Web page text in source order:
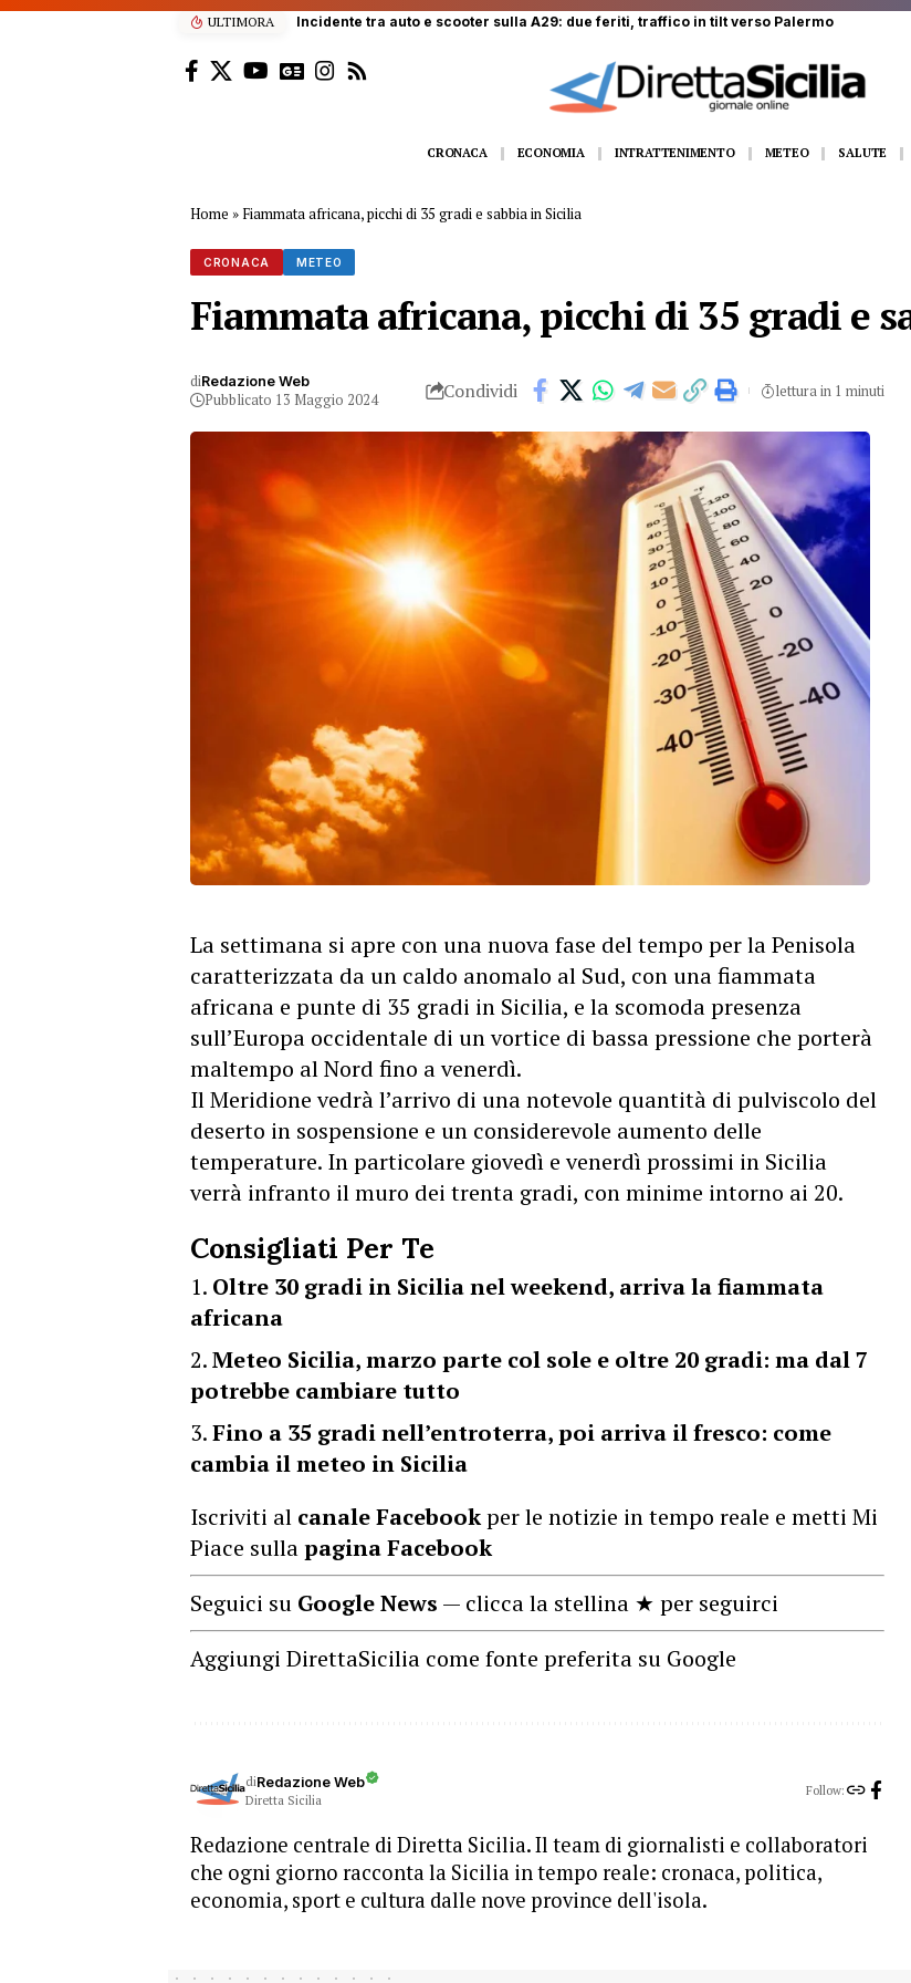
ULTIMORA
CRONACA ECONOMIA INTRATTENIMENTO METEO SALUTE
Home » Fiammata africana, picchi di 35 gradi e sabbia in Sicilia
CRONACA METEO
Fiammata africana, picchi di 35 gradi e
diRedazione Web
Pubblicato 13 Maggio 2024 Condividi lettura in 1 minuti
La settimana si apre con una nuova fase del tempo per la Penisola
caratterizzata da un caldo anomalo al Sud, con una fiammata
africana e punte di 35 gradi in Sicilia, e la scomoda presenza
sull’Europa occidentale di un vortice di bassa pressione che porterà
maltempo al Nord fino a venerdì.
Il Meridione vedrà l’arrivo di una notevole quantità di pulviscolo del
deserto in sospensione e un considerevole aumento delle
temperature. In particolare giovedì e venerdì prossimi in Sicilia
verrà infranto il muro dei trenta gradi, con minime intorno ai 20.
Consigliati Per Te
Oltre 30 gradi in Sicilia nel weekend, arriva la fiammata
africana
Meteo Sicilia, marzo parte col sole e oltre 20 gradi: ma dal 7
potrebbe cambiare tutto
Fino a 35 gradi nell’entroterra, poi arriva il fresco: come
cambia il meteo in Sicilia
Iscriviti al canale Facebookper le notizie in tempo reale e metti Mi
Piace sullapagina Facebook
Seguici su Google News — clicca la stellina ★ per seguirci
Aggiungi DirettaSicilia come fonte preferita su Google
diRedazione Web
Diretta Sicilia
Follow:
Redazione centrale di Diretta Sicilia. Il team di giornalisti e collaboratori
che ogni giorno racconta la Sicilia in tempo reale: cronaca, politica,
economia, sport e cultura dalle nove province dell'isola.